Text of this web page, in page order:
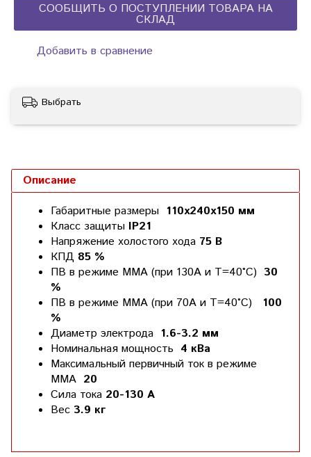
СООБЩИТЬ О ПОСТУПЛЕНИИ ТОВАРА НА
СКЛАД
Добавить в сравнение
Выбрать
Описание
Габаритные размеры 110х240х150 мм
Класс защиты IP21
Напряжение холостого хода 75 В
КПД 85 %
ПВ в режиме ММА (при 130А и Т=40°С) 30
%
ПВ в режиме ММА (при 70А и Т=40°С) 100
%
Диаметр электрода 1.6-3.2 мм
Номинальная мощность 4 кВа
Максимальный первичный ток в режиме
ММА 20
Сила тока 20-130 А
Вес 3.9 кг